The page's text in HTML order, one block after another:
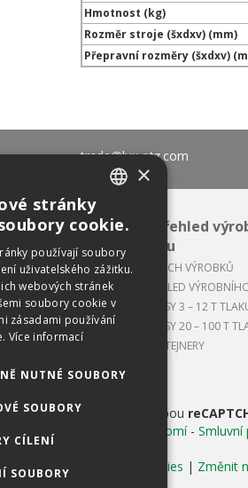
Hmotnost (kg)
Rozměr stroje (šxdxv) (mm)
Přepravní rozměry (šxdxv)
trade@lux-ptz.com
Celkový přehled
sortimentu
APLIKACE NAŠICH VÝROBKŮ
CELKOVÝ PŘEHLED
BALÍKOVACÍ LISY 3 – 12 T
BALÍKOVACÍ LISY 20 – 100 T
LISOVACÍ KONTEJNERY
Chráněno službou
Ochrana soukromí - Smluvní
Používání cookies | Změnit
×
stránky
cookie.
používají soubory
uživatelského zážitku.
webových stránek
soubory cookie v
zásadami používání
Více informací
NUTNÉ SOUBORY
SOUBORY
CÍLENÍ
SOUBORY